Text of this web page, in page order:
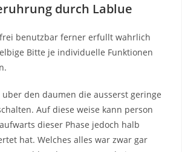
durch Lablue
benutzbar ferner erfullt wahrlich
Bitte je individuelle Funktionen
den daumen die ausserst geringe
Auf diese weise kann person
dieser Phase jedoch halb
hat. Welches alles war zwar gar